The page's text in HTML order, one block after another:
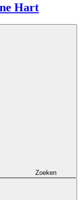
Hart
Zoeken